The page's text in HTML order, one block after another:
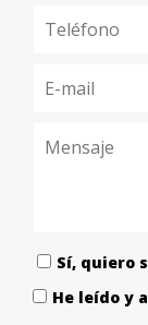
Sí, quiero
He leído y